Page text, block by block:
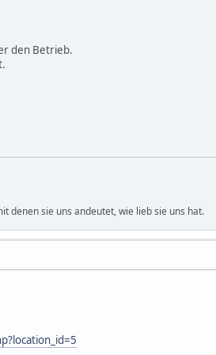
den Betrieb.
denen sie uns andeutet, wie lieb sie uns hat.